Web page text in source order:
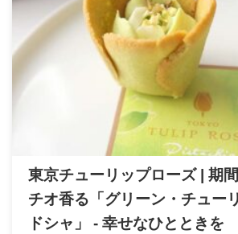
東京チューリップローズ | 期
チオ香る「グリーン・チュー
ドシャ」 - 幸せなひとときを